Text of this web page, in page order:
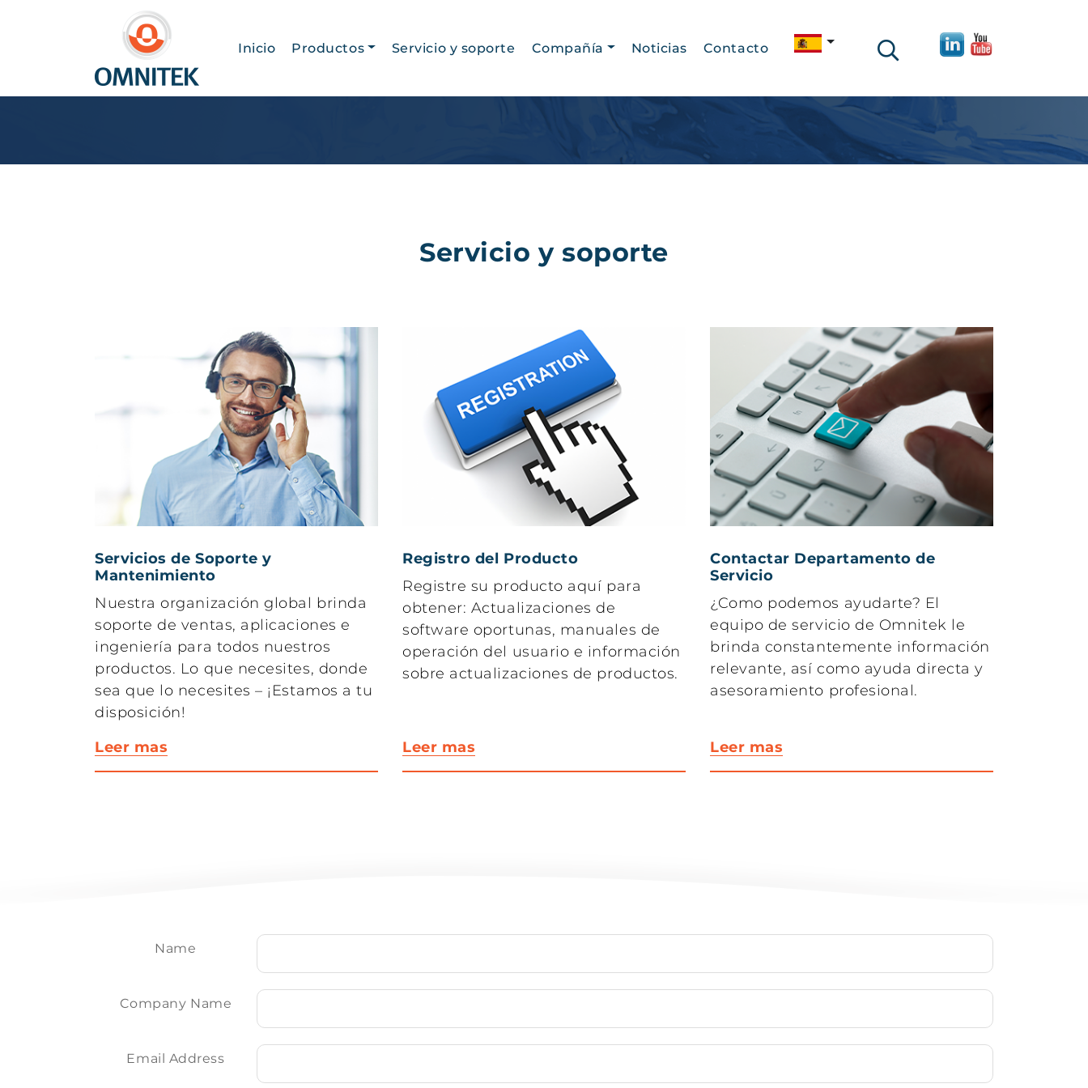
Inicio Productos
Viscosidad
Houillon
reinventada con un
muestreador
opcional
Automuestreador
Cito para S-flow IV
Viscosidad
Houillon
automática
Viscosímetro
automático en
completa
ASTM D445
Viscosímetro
completamente
automático para
altamente viscosas
Omnitek
Servicio y soporte Compañía
Oportunidades de
Noticias Contacto
Servicio y soporte
Servicios de Soporte y
Mantenimiento
Nuestra organización global brinda
soporte de ventas, aplicaciones e
ingeniería para todos nuestros
productos. Lo que necesites, donde
sea que lo necesites – ¡Estamos a tu
disposición!
Leer mas
Registro del Producto
Registre su producto aquí para
obtener: Actualizaciones de
software oportunas, manuales de
operación del usuario e información
sobre actualizaciones de productos.
Leer mas
Contactar Departamento de
Servicio
¿Como podemos ayudarte? El
equipo de servicio de Omnitek le
brinda constantemente información
relevante, así como ayuda directa y
asesoramiento profesional.
Leer mas
Name
Company Name
Email Address